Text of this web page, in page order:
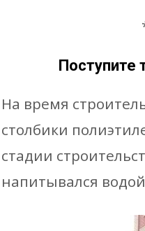
Поступите
На время
столбики
стадии
напитывался